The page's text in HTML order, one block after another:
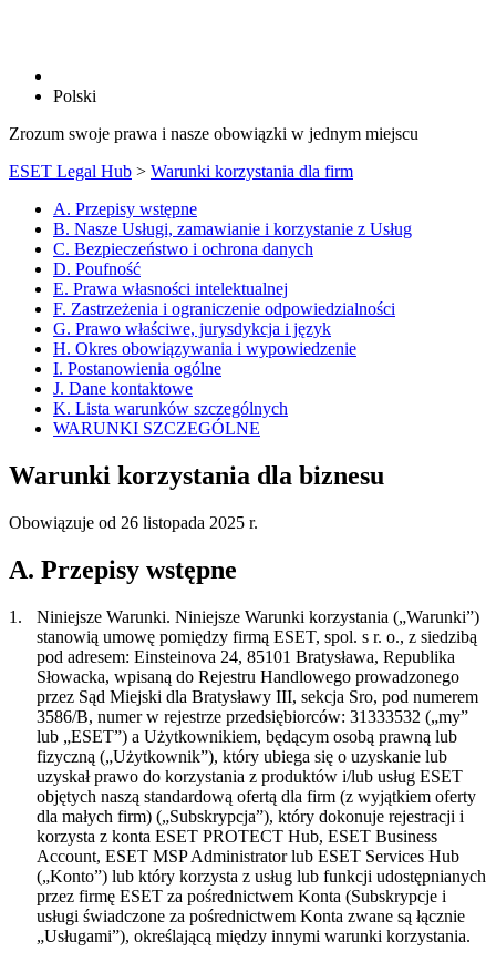
Polski
Zrozum swoje prawa i nasze obowiązki w jednym miejscu
ESET Legal Hub > Warunki korzystania dla firm
A. Przepisy wstępne
B. Nasze Usługi, zamawianie i korzystanie z Usług
C. Bezpieczeństwo i ochrona danych
D. Poufność
E. Prawa własności intelektualnej
F. Zastrzeżenia i ograniczenie odpowiedzialności
G. Prawo właściwe, jurysdykcja i język
H. Okres obowiązywania i wypowiedzenie
I. Postanowienia ogólne
J. Dane kontaktowe
K. Lista warunków szczególnych
WARUNKI SZCZEGÓLNE
Warunki korzystania dla biznesu
Obowiązuje od 26 listopada 2025 r.
A. Przepisy wstępne
1. Niniejsze Warunki. Niniejsze Warunki korzystania („Warunki”)
stanowią umowę pomiędzy firmą ESET, spol. s r. o., z siedzibą
pod adresem: Einsteinova 24, 85101 Bratysława, Republika
Słowacka, wpisaną do Rejestru Handlowego prowadzonego
przez Sąd Miejski dla Bratysławy III, sekcja Sro, pod numerem
3586/B, numer w rejestrze przedsiębiorców: 31333532 („my”
lub „ESET”) a Użytkownikiem, będącym osobą prawną lub
fizyczną („Użytkownik”), który ubiega się o uzyskanie lub
uzyskał prawo do korzystania z produktów i/lub usług ESET
objętych naszą standardową ofertą dla firm (z wyjątkiem oferty
dla małych firm) („Subskrypcja”), który dokonuje rejestracji i
korzysta z konta ESET PROTECT Hub, ESET Business
Account, ESET MSP Administrator lub ESET Services Hub
(„Konto”) lub który korzysta z usług lub funkcji udostępnianych
przez firmę ESET za pośrednictwem Konta (Subskrypcje i
usługi świadczone za pośrednictwem Konta zwane są łącznie
„Usługami”), określającą między innymi warunki korzystania.